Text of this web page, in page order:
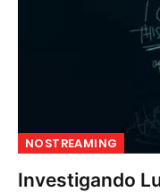
NOSTREAMING
Investigando